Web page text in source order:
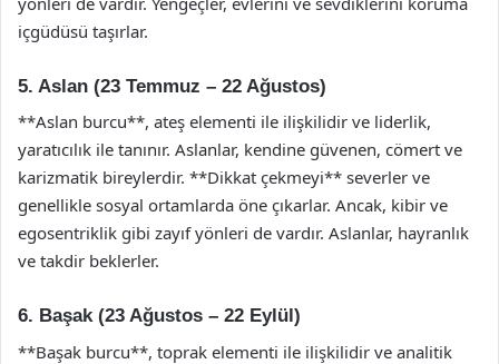
içgüdüsü taşırlar.
5. Aslan (23 Temmuz – 22 Ağustos)
**Aslan burcu**, ateş elementi ile ilişkilidir ve liderlik,
yaratıcılık ile tanınır. Aslanlar, kendine güvenen, cömert ve
karizmatik bireylerdir. **Dikkat çekmeyi** severler ve
genellikle sosyal ortamlarda öne çıkarlar. Ancak, kibir ve
egosentriklik gibi zayıf yönleri de vardır. Aslanlar, hayranlık
ve takdir beklerler.
6. Başak (23 Ağustos – 22 Eylül)
**Başak burcu**, toprak elementi ile ilişkilidir ve analitik